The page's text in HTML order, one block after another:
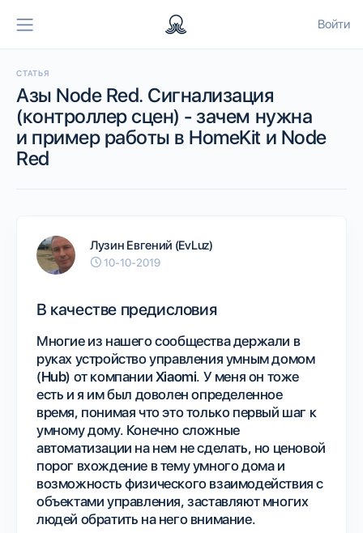
Войти
СТАТЬЯ
Азы Node Red. Сигнализация
(контроллер сцен) - зачем нужна
и пример работы в HomeKit и Node
Red
Лузин Евгений (EvLuz)
10-10-2019
В качестве предисловия
Многие из нашего сообщества держали в
руках устройство управления умным домом
(Hub) от компании Xiaomi. У меня он тоже
есть и я им был доволен определенное
время, понимая что это только первый шаг к
умному дому. Конечно сложные
автоматизации на нем не сделать, но ценовой
порог вхождение в тему умного дома и
возможность физического взаимодействия с
объектами управления, заставляют многих
людей обратить на него внимание.